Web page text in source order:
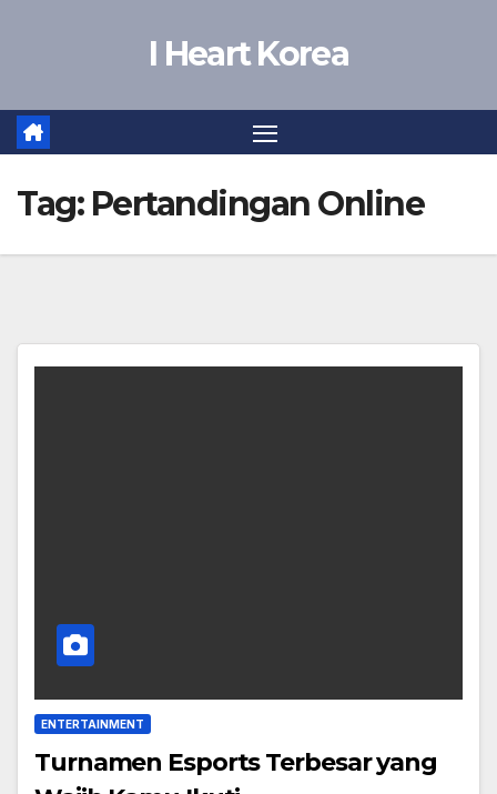
I Heart Korea
Tag: Pertandingan Online
ENTERTAINMENT
Turnamen Esports Terbesar yang